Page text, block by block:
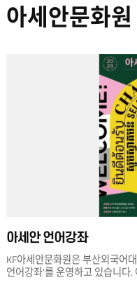
아세안문화
아세안 언어강좌
KF아세안문화원은 부산외국어
언어강좌’를 운영하고 있습니